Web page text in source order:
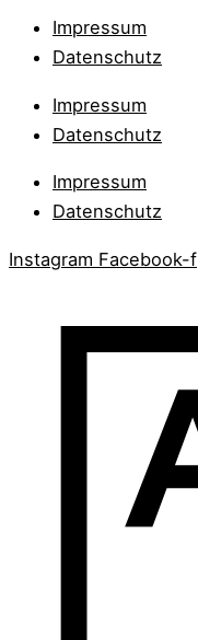
Impressum
Datenschutz
Impressum
Datenschutz
Impressum
Datenschutz
Instagram Facebook-f